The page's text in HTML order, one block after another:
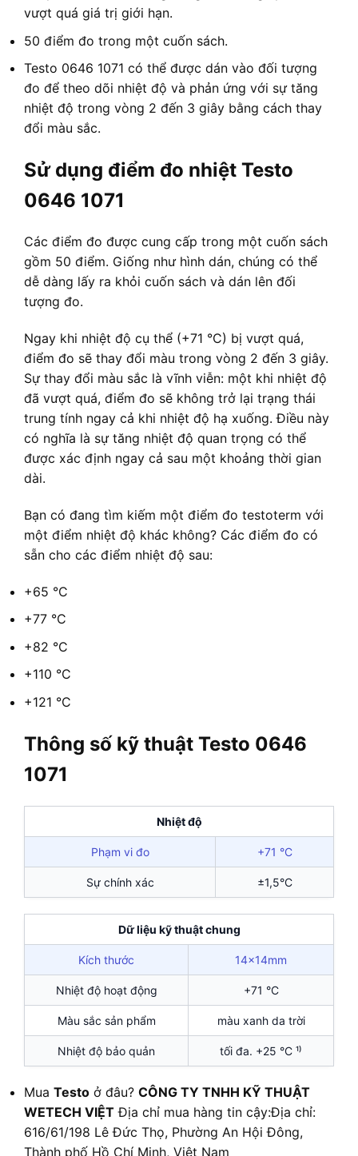
vượt quá giá trị giới hạn.
50 điểm đo trong một cuốn sách.
Testo 0646 1071 có thể được dán vào đối tượng
đo để theo dõi nhiệt độ và phản ứng với sự tăng
nhiệt độ trong vòng 2 đến 3 giây bằng cách thay
đổi màu sắc.
Sử dụng điểm đo nhiệt Testo
0646 1071
Các điểm đo được cung cấp trong một cuốn sách
gồm 50 điểm. Giống như hình dán, chúng có thể
dễ dàng lấy ra khỏi cuốn sách và dán lên đối
tượng đo.
Ngay khi nhiệt độ cụ thể (+71 °C) bị vượt quá,
điểm đo sẽ thay đổi màu trong vòng 2 đến 3 giây.
Sự thay đổi màu sắc là vĩnh viễn: một khi nhiệt độ
đã vượt quá, điểm đo sẽ không trở lại trạng thái
trung tính ngay cả khi nhiệt độ hạ xuống. Điều này
có nghĩa là sự tăng nhiệt độ quan trọng có thể
được xác định ngay cả sau một khoảng thời gian
dài.
Bạn có đang tìm kiếm một điểm đo testoterm với
một điểm nhiệt độ khác không? Các điểm đo có
sẵn cho các điểm nhiệt độ sau:
+65 °C
+77 °C
+82 °C
+110 °C
+121 °C
Thông số kỹ thuật Testo 0646
1071
Nhiệt độ
Phạm vi đo +71 °C
Sự chính xác ±1,5°C
Dữ liệu kỹ thuật chung
Kích thước 14x14mm
Nhiệt độ hoạt động +71 °C
Màu sắc sản phẩm màu xanh da trời
Nhiệt độ bảo quản tối đa. +25 °C ¹⁾
Mua Testo ở đâu? CÔNG TY TNHH KỸ THUẬT
WETECH VIỆT Địa chỉ mua hàng tin cậy:Địa chỉ:
616/61/198 Lê Đức Thọ, Phường An Hội Đông,
Thành phố Hồ Chí Minh, Việt Nam